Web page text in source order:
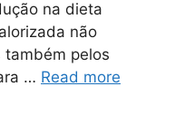
na dieta
não
também pelos
… Read more